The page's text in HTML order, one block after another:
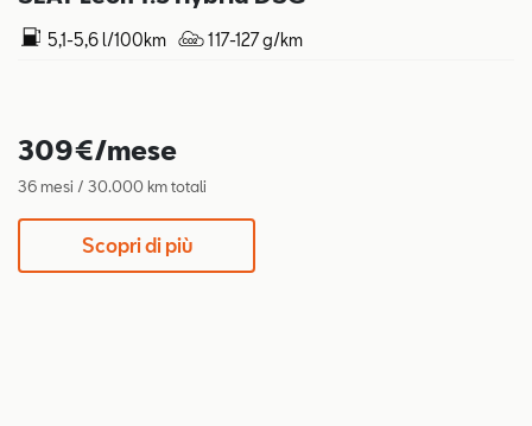
5,1-5,6 l/100km 117-127 g/km
309€/mese
36 mesi / 30.000 km totali
Scopri di più